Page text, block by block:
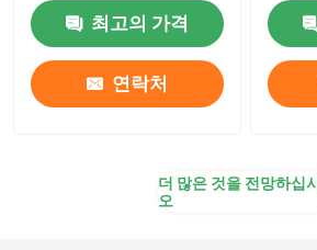
알루미늄 코일
알루미늄 플레이트 시트
최고의 가격
연락처
더 많은 것을 전망하십시
오